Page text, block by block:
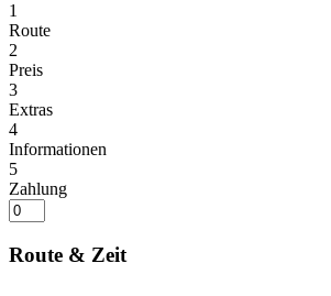
1
Route
2
Preis
3
Extras
4
Informationen
5
Zahlung
Route & Zeit